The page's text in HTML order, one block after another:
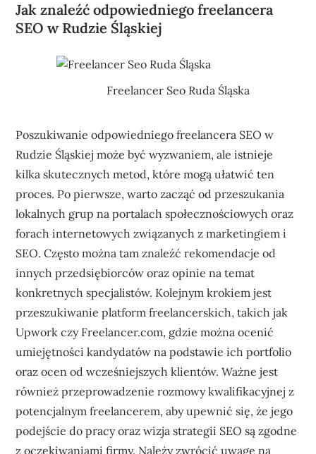
Jak znaleźć odpowiedniego freelancera
SEO w Rudzie Śląskiej
Freelancer Seo Ruda Śląska
Poszukiwanie odpowiedniego freelancera SEO w
Rudzie Śląskiej może być wyzwaniem, ale istnieje
kilka skutecznych metod, które mogą ułatwić ten
proces. Po pierwsze, warto zacząć od przeszukania
lokalnych grup na portalach społecznościowych oraz
forach internetowych związanych z marketingiem i
SEO. Często można tam znaleźć rekomendacje od
innych przedsiębiorców oraz opinie na temat
konkretnych specjalistów. Kolejnym krokiem jest
przeszukiwanie platform freelancerskich, takich jak
Upwork czy Freelancer.com, gdzie można ocenić
umiejętności kandydatów na podstawie ich portfolio
oraz ocen od wcześniejszych klientów. Ważne jest
również przeprowadzenie rozmowy kwalifikacyjnej z
potencjalnym freelancerem, aby upewnić się, że jego
podejście do pracy oraz wizja strategii SEO są zgodne
z oczekiwaniami firmy. Należy zwrócić uwagę na